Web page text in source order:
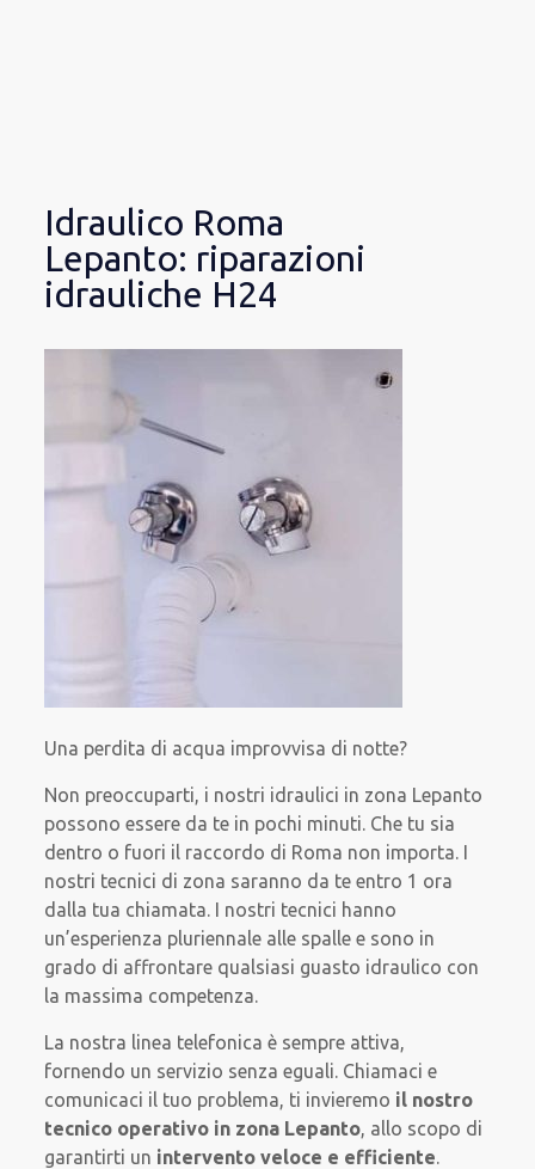
Idraulico Roma
Lepanto: riparazioni
idrauliche H24
Una perdita di acqua improvvisa di notte?
Non preoccuparti, i nostri idraulici in zona Lepanto
possono essere da te in pochi minuti. Che tu sia
dentro o fuori il raccordo di Roma non importa. I
nostri tecnici di zona saranno da te entro 1 ora
dalla tua chiamata. I nostri tecnici hanno
un’esperienza pluriennale alle spalle e sono in
grado di affrontare qualsiasi guasto idraulico con
la massima competenza.
La nostra linea telefonica è sempre attiva,
fornendo un servizio senza eguali. Chiamaci e
comunicaci il tuo problema, ti invieremo il nostro
tecnico operativo in zona Lepanto, allo scopo di
garantirti un intervento veloce e efficiente.